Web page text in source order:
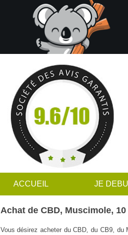
ACCUEIL JE
Achat de CBD, Muscimole,
Vous désirez acheter du CBD, du CB9,